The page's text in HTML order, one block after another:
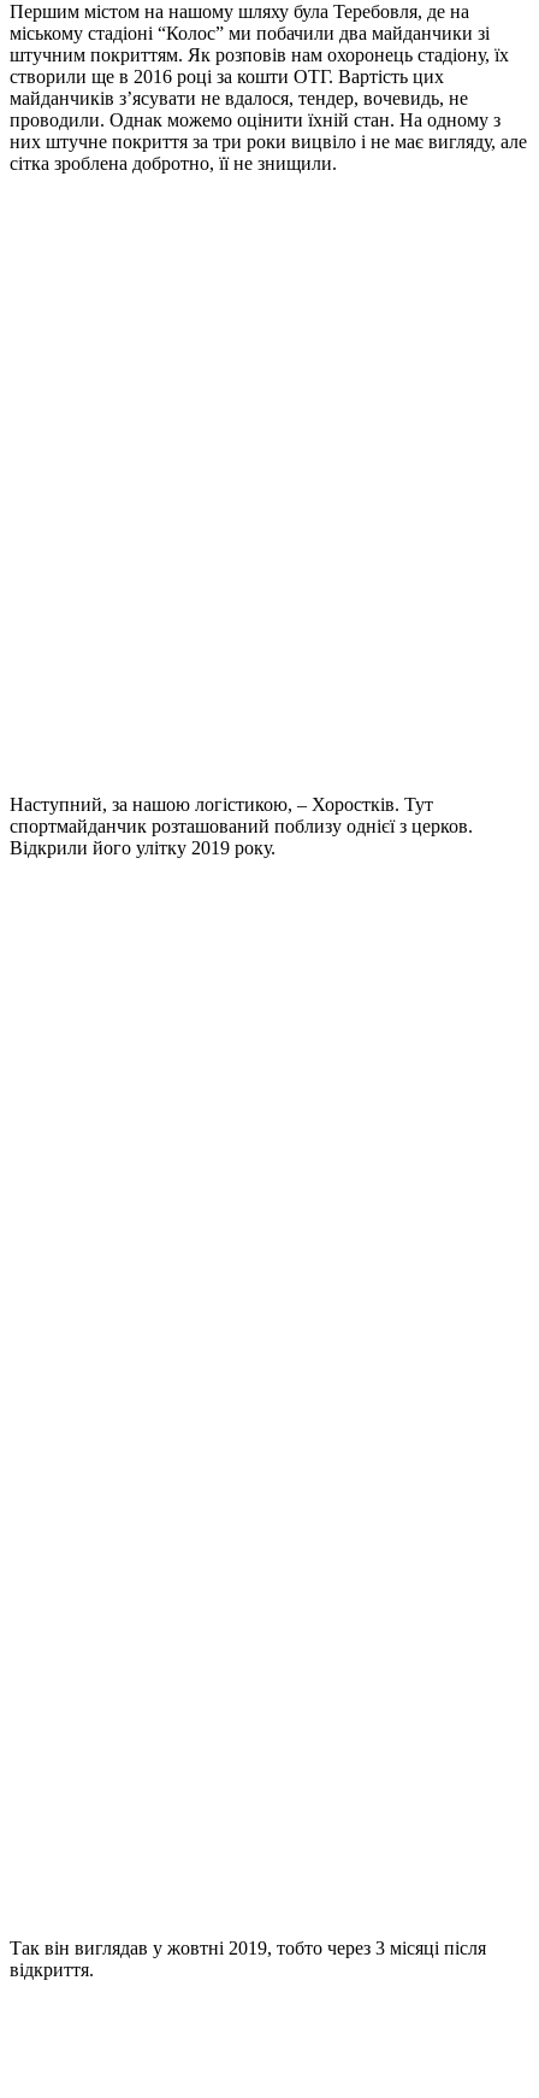
Першим містом на нашому шляху була Теребовля, де на
міському стадіоні “Колос” ми побачили два майданчики зі
штучним покриттям. Як розповів нам охоронець стадіону, їх
створили ще в 2016 році за кошти ОТГ. Вартість цих
майданчиків з’ясувати не вдалося, тендер, вочевидь, не
проводили. Однак можемо оцінити їхній стан. На одному з
них штучне покриття за три роки вицвіло і не має вигляду, але
сітка зроблена добротно, її не знищили.
Наступний, за нашою логістикою, – Хоростків. Тут
спортмайданчик розташований поблизу однієї з церков.
Відкрили його улітку 2019 року.
Так він виглядав у жовтні 2019, тобто через 3 місяці після
відкриття.